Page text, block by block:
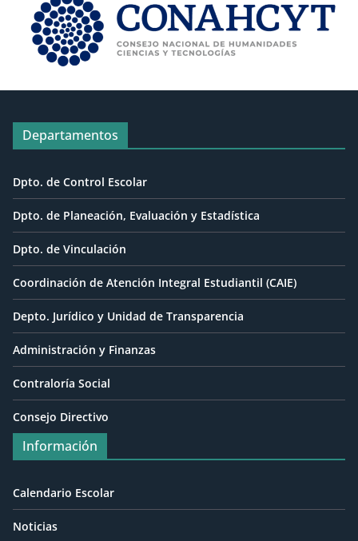
Departamentos
Dpto. de Control Escolar
Dpto. de Planeación, Evaluación y Estadística
Dpto. de Vinculación
Coordinación de Atención Integral Estudiantil (CAIE)
Depto. Jurídico y Unidad de Transparencia
Administración y Finanzas
Contraloría Social
Consejo Directivo
Información
Calendario Escolar
Noticias